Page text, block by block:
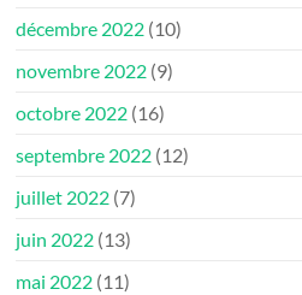
décembre 2022 (10)
novembre 2022 (9)
octobre 2022 (16)
septembre 2022 (12)
juillet 2022 (7)
juin 2022 (13)
mai 2022 (11)